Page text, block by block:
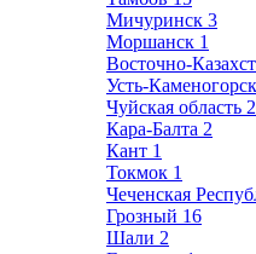
Мичуринск 3
Моршанск 1
Восточно-
Усть-Каменогорск
Чуйская область
Кара-Балта 2
Кант 1
Токмок 1
Чеченская
Грозный 16
Шали 2